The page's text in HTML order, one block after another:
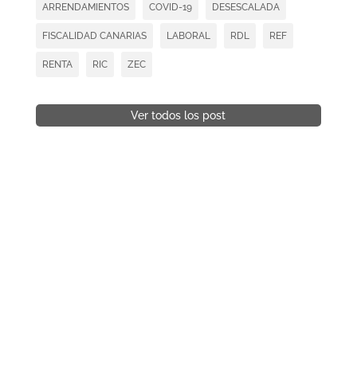
ARRENDAMIENTOS COVID-19 DESESCALADA
FISCALIDAD CANARIAS LABORAL RDL REF
RENTA RIC ZEC
Ver todos los post